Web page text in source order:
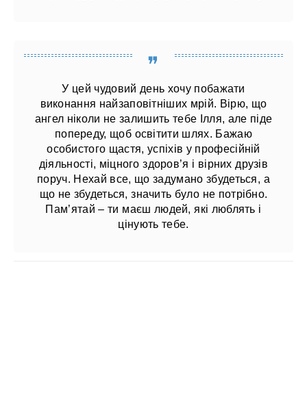
У цей чудовий день хочу побажати
виконання найзаповітніших мрій. Вірю, що
ангел ніколи не залишить тебе Ілля, але піде
попереду, щоб освітити шлях. Бажаю
особистого щастя, успіхів у професійній
діяльності, міцного здоров’я і вірних друзів
поруч. Нехай все, що задумано збудеться, а
що не збудеться, значить було не потрібно.
Пам’ятай – ти маєш людей, які люблять і
цінують тебе.